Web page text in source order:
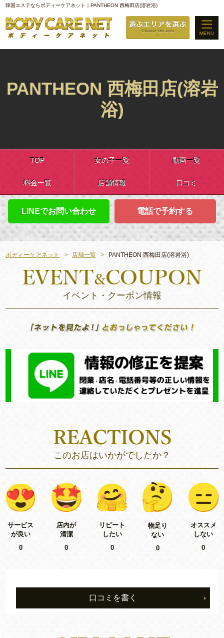
韓国エステならボディーケアネット｜PANTHEON 西梅田店(溶岩浴)
PANTHEON 西梅田店(溶岩
浴)
TOP 女の子一覧 動画一覧
料金一覧 店舗情報 口コミ
LINEでお問い合わせ 電話で予約する
ボディーケアネット 店舗一覧 PANTHEON 西梅田店(溶岩浴)
イベント・クーポン情報
このお店はいかがでしたか？
サービス
が良い
0
店内が
清潔
0
リピート
したい
0
物足り
ない
0
オススメ
しない
0
口コミを書く